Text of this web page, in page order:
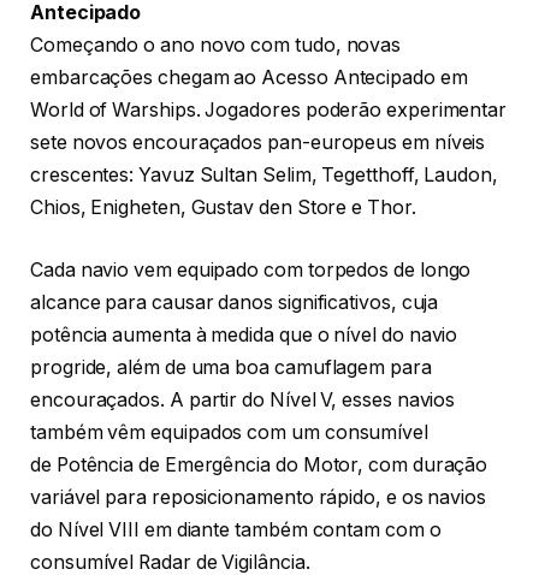
Antecipado
Começando o ano novo com tudo, novas
embarcações chegam ao Acesso Antecipado em
World of Warships. Jogadores poderão experimentar
sete novos encouraçados pan-europeus em níveis
crescentes: Yavuz Sultan Selim, Tegetthoff, Laudon,
Chios, Enigheten, Gustav den Store e Thor.
Cada navio vem equipado com torpedos de longo
alcance para causar danos significativos, cuja
potência aumenta à medida que o nível do navio
progride, além de uma boa camuflagem para
encouraçados. A partir do Nível V, esses navios
também vêm equipados com um consumível
de Potência de Emergência do Motor, com duração
variável para reposicionamento rápido, e os navios
do Nível VIII em diante também contam com o
consumível Radar de Vigilância.